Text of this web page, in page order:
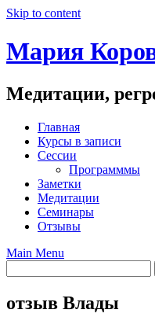
Skip to content
Мария
Медитации,
Главная
Курсы в записи
Сессии
Программмы
Заметки
Медитации
Семинары
Отзывы
Main Menu
отзыв Влады